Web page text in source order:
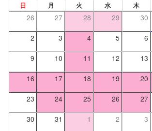
日 月 火 水 木
26 27 28 29 30
2 3 4 5 6
9 10 11 12 13
16 17 18 19 20
23 24 25 26 27
30 31 1 2 3